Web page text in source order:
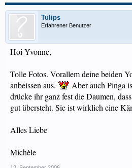
Tulips
Erfahrener Benutzer
Hoi Yvonne,
Tolle Fotos. Vorallem deine beiden
anbeissen aus.
Aber auch Pinga
drücke ihr ganz fest die Daumen,
gut übersteht. Sie ist wirklich eine
Alles Liebe
Michèle